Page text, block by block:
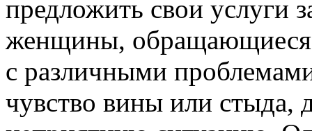
предложить свои услуги
женщины, обращающиеся
с различными
чувство вины или стыда,